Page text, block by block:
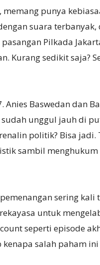
memang punya
suara
Pilkada
Kurang sedikit saja?
Baswedan dan
unggul jauh di
politik? Bisa jadi.
sambil
sering kali
untuk
seperti episode
salah paham